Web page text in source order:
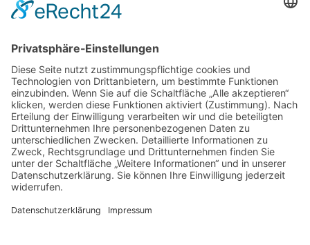
Urlaubsservice
Bücher, Karten & CD's
Ihre Anreise
Wetter
Links
Nutzungsbedingungen
Datenschutz